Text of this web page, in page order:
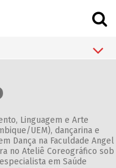
Linguagem e Arte
UEM), dançarina e
Dança na Faculdade Angel
no Ateliê Coreográfico sob
em Saúde